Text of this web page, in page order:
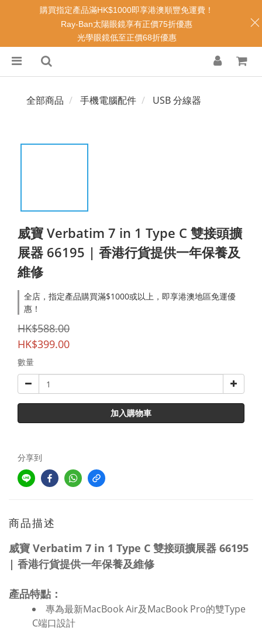
全部商品 手機電腦配件 USB 分線器
威寶 Verbatim 7 in 1 Type C 雙接頭擴
展器 66195 | 香港行貨提供一年保養及
維修
全店，指定產品購買滿$1000或以上，即享港澳地區免運優
惠！
HK$588.00
HK$399.00
數量
加入購物車
分享到
商品描述
威寶 Verbatim 7 in 1 Type C 雙接頭擴展器 66195
| 香港行貨提供一年保養及維修
產品特點：
專為最新MacBook Air及MacBook Pro的雙Type
C端口設計
購買指定產品滿HK$1000即享港澳順豐免運費！
Ray-Ban太陽眼鏡享有正價75折優惠
光學眼鏡低至正價68折優惠